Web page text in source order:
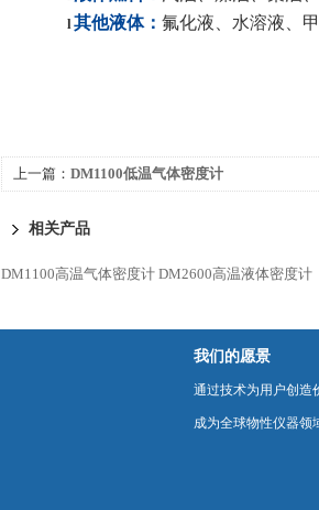
l其他液体： 氟化液、水溶液、
上一篇： DM1100低温气体密度计
相关产品
DM1100高温气体密度计 DM2600高温液体密度计
我们的愿景
通过技术为用户创造
成为全球物性仪器领